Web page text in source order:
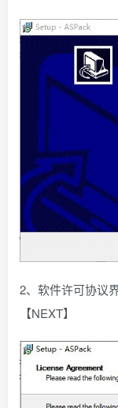
2、软件许可协议
【NEXT】